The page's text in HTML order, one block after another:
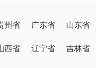
州省 广东省 山东省
西省 辽宁省 吉林省